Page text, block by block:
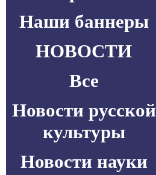
Наши баннеры
НОВОСТИ
Все
Новости русской
культуры
Новости науки